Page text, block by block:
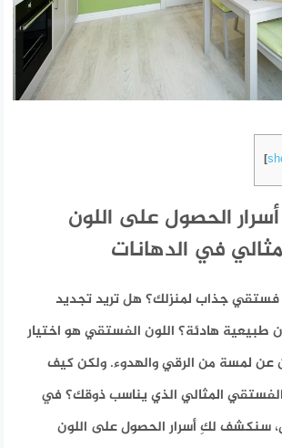
]
الحصول على اللون
في الدهانات
جذاب لمنزلك؟ هل تريد تجديد
طبيعية هادئة؟ اللون الفستقي هو اختيار
عن لمسة من الرقي والهدوء. ولكن كيف
المثالي الذي يناسب ذوقك؟ في
سنكشف لكِ أسرار الحصول على اللون